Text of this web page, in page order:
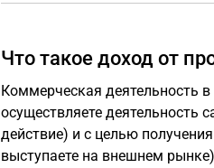
Что такое доход от
Коммерческая деятельность
осуществляете деятельность
действие) и с целью
выступаете на внешнем